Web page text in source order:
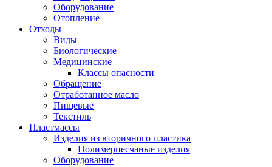
Оборудование
Отопление
Отходы
Виды
Биологические
Медицинские
Классы опасности
Обращение
Отработанное масло
Пищевые
Текстиль
Пластмассы
Изделия из вторичного пластика
Полимерпесчаные изделия
Оборудование